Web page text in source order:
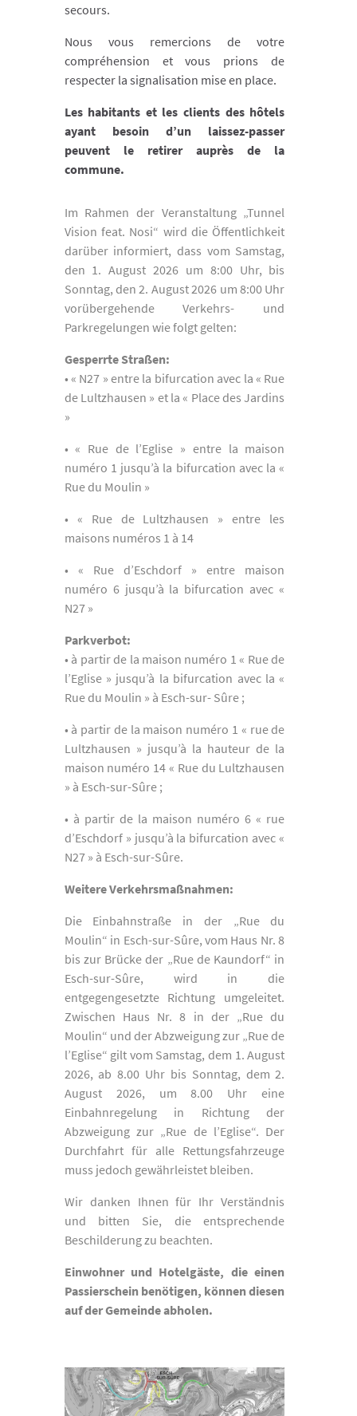
secours.
Nous vous remercions de votre
compréhension et vous prions de
respecter la signalisation mise en place.
Les habitants et les clients des hôtels
ayant besoin d’un laissez-passer
peuvent le retirer auprès de la
commune.
Im Rahmen der Veranstaltung „Tunnel
Vision feat. Nosi“ wird die Öffentlichkeit
darüber informiert, dass vom Samstag,
den 1. August 2026 um 8:00 Uhr, bis
Sonntag, den 2. August 2026 um 8:00 Uhr
vorübergehende Verkehrs- und
Parkregelungen wie folgt gelten:
Gesperrte Straßen:
• « N27 » entre la bifurcation avec la « Rue
de Lultzhausen » et la « Place des Jardins
»
• « Rue de l’Eglise » entre la maison
numéro 1 jusqu’à la bifurcation avec la «
Rue du Moulin »
• « Rue de Lultzhausen » entre les
maisons numéros 1 à 14
• « Rue d’Eschdorf » entre maison
numéro 6 jusqu’à la bifurcation avec «
N27 »
Parkverbot:
• à partir de la maison numéro 1 « Rue de
l’Eglise » jusqu’à la bifurcation avec la «
Rue du Moulin » à Esch-sur- Sûre ;
• à partir de la maison numéro 1 « rue de
Lultzhausen » jusqu’à la hauteur de la
maison numéro 14 « Rue du Lultzhausen
» à Esch-sur-Sûre ;
• à partir de la maison numéro 6 « rue
d’Eschdorf » jusqu’à la bifurcation avec «
N27 » à Esch-sur-Sûre.
Weitere Verkehrsmaßnahmen:
Die Einbahnstraße in der „Rue du
Moulin“ in Esch-sur-Sûre, vom Haus Nr. 8
bis zur Brücke der „Rue de Kaundorf“ in
Esch-sur-Sûre, wird in die
entgegengesetzte Richtung umgeleitet.
Zwischen Haus Nr. 8 in der „Rue du
Moulin“ und der Abzweigung zur „Rue de
l’Eglise“ gilt vom Samstag, dem 1. August
2026, ab 8.00 Uhr bis Sonntag, dem 2.
August 2026, um 8.00 Uhr eine
Einbahnregelung in Richtung der
Abzweigung zur „Rue de l’Eglise“. Der
Durchfahrt für alle Rettungsfahrzeuge
muss jedoch gewährleistet bleiben.
Wir danken Ihnen für Ihr Verständnis
und bitten Sie, die entsprechende
Beschilderung zu beachten.
Einwohner und Hotelgäste, die einen
Passierschein benötigen, können diesen
auf der Gemeinde abholen.